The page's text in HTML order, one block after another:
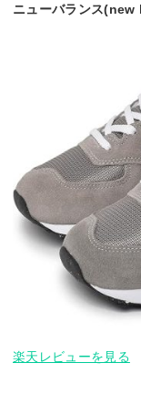
ニューバランス
楽天レビューを見る